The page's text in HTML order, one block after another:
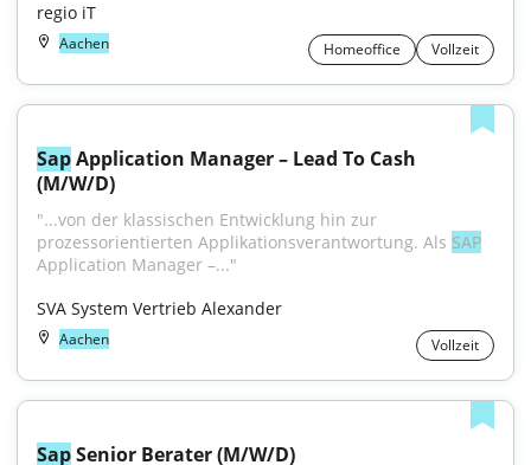
regio iT
Aachen Homeoffice Vollzeit
Sap Application Manager – Lead To Cash
(M/W/D)
"...von der klassischen Entwicklung hin zur
prozessorientierten Applikationsverantwortung. Als SAP
Application Manager –..."
SVA System Vertrieb Alexander
Aachen Vollzeit
Sap Senior Berater (M/W/D)